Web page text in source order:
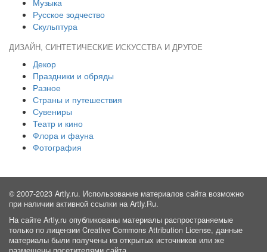
Музыка
Русское зодчество
Скульптура
ДИЗАЙН, СИНТЕТИЧЕСКИЕ ИСКУССТВА И ДРУГОЕ
Декор
Праздники и обряды
Разное
Страны и путешествия
Сувениры
Театр и кино
Флора и фауна
Фотография
© 2007-2023 Artly.ru. Использование материалов сайта возможно
при наличии активной ссылки на Artly.Ru.
На сайте Artly.ru опубликованы материалы распространяемые
только по лицензии Creative Commons Attribution License, данные
материалы были получены из открытых источников или же